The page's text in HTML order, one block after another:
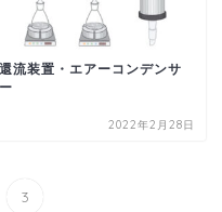
還流装置・エアーコンデンサ
ー
2022年2月28日
3